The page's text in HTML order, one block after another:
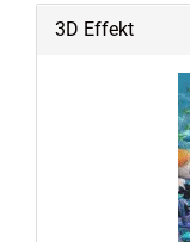
3D Effekt